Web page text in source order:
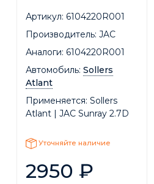
Артикул: 6104220R001
Производитель: JAC
Аналоги: 6104220R001
Автомобиль: Sollers
Atlant
Применяется: Sollers
Atlant | JAC Sunray 2.7D
Уточняйте наличие
2950 ₽